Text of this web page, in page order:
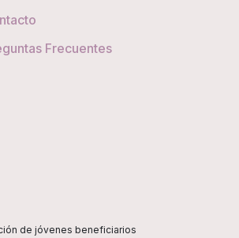
Frecuentes
de jóvenes beneficiarios